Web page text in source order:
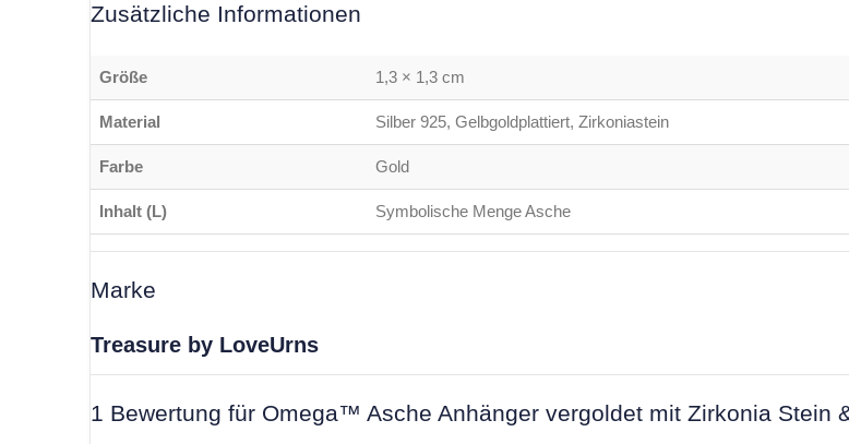
Zusätzliche Informationen
Größe 1,3 × 1,3 cm
Material Silber 925, Gelbgoldplattiert, Zirkoniastein
Farbe Gold
Inhalt (L) Symbolische Menge Asche
Marke
Treasure by LoveUrns
1 Bewertung für Omega™ Asche Anhänger vergoldet mit Zirkonia Stein